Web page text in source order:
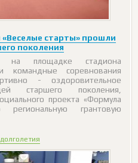
старты» прошли
поколения
площадке стадиона
командные соревнования
- оздоровительное
старшего поколения,
проекта «Формула
региональную грантовую